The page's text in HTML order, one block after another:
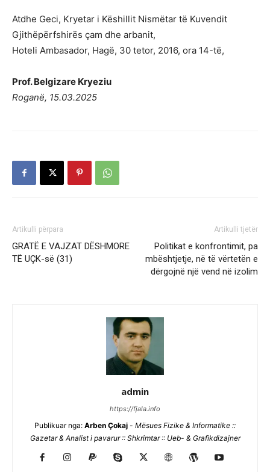
Atdhe Geci, Kryetar i Këshillit Nismëtar të Kuvendit
Gjithëpërfshirës çam dhe arbanit,
Hoteli Ambasador, Hagë, 30 tetor, 2016, ora 14-të,
Prof. Belgizare Kryeziu
Roganë, 15.03.2025
Artikulli përpara
GRATË E VAJZAT DËSHMORE
TË UÇK-së (31)
Artikulli tjetër
Politikat e konfrontimit, pa
mbështjetje, në të vërtetën e
dërgojnë një vend në izolim
admin
https://fjala.info
Publikuar nga: Arben Çokaj - Mësues Fizike & Informatike ::
Gazetar & Analist i pavarur :: Shkrimtar :: Ueb- & Grafikdizajner